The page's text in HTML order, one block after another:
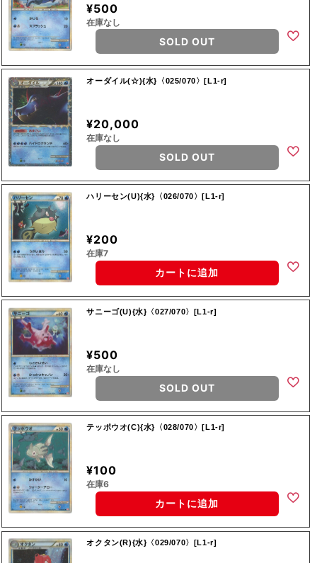
¥500
在庫なし
SOLD OUT
オーダイル(☆){水}〈025/070〉[L1-r]
¥20,000
在庫なし
SOLD OUT
ハリーセン(U){水}〈026/070〉[L1-r]
¥200
在庫7
カートに追加
サニーゴ(U){水}〈027/070〉[L1-r]
¥500
在庫なし
SOLD OUT
テッポウオ(C){水}〈028/070〉[L1-r]
¥100
在庫6
カートに追加
オクタン(R){水}〈029/070〉[L1-r]